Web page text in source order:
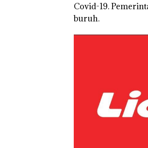
Covid-19.
buruh.